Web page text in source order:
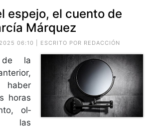
espejo, el cuento de
Márquez
06:10 | ESCRITO POR REDACCIÓN
de la
haber
horas
ol­
las